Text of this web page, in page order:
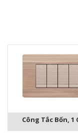
Công Tắc Bốn, 1